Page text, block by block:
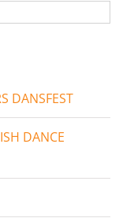
DANSFEST
DANCE